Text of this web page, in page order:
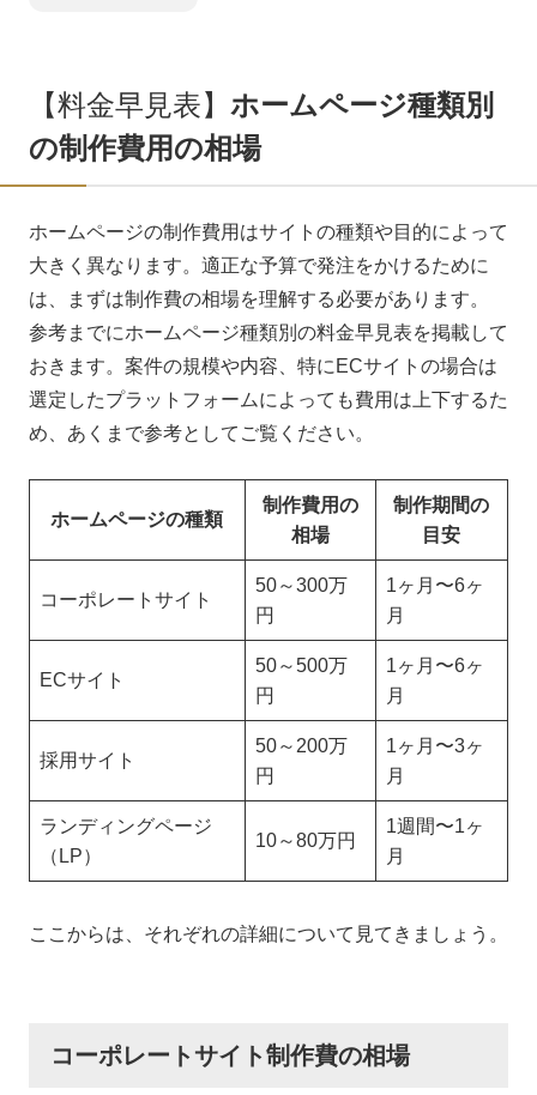
初めての方へ
サービス
ブログ
無料相談
【料金早見表】 ホームページ種類別
の制作費用の相場
ホームページの制作費用はサイトの種類や目的によって
大きく異なります。適正な予算で発注をかけるために
は、まずは制作費の相場を理解する必要があります。
参考までにホームページ種類別の料金早見表を掲載して
おきます。案件の規模や内容、特にECサイトの場合は
選定したプラットフォームによっても費用は上下するた
め、あくまで参考としてご覧ください。
ホームページの種類
制作費用の
相場
制作期間の
目安
コーポレートサイト
50～300万
円
1ヶ月〜6ヶ
月
ECサイト
50～500万
円
1ヶ月〜6ヶ
月
採用サイト
50～200万
円
1ヶ月〜3ヶ
月
ランディングページ
（LP）
10～80万円
1週間〜1ヶ
月
ここからは、それぞれの詳細について見てきましょう。
コーポレートサイト制作費の相場